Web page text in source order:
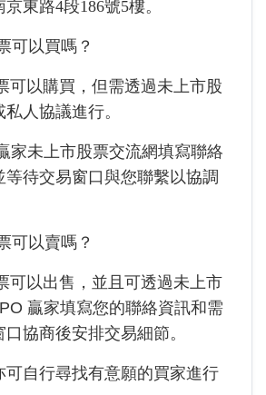
東路4段186號5樓。
可以買嗎？
可以購買，但需透過未上市股
人協議進行。
家未上市股票交流網填寫聯絡
等待交易窗口與您聯繫以協調
可以賣嗎？
可以出售，並且可透過未上市
贏家填寫您的聯絡資訊和需
協商後安排交易細節。
可自行尋找有意願的買家進行